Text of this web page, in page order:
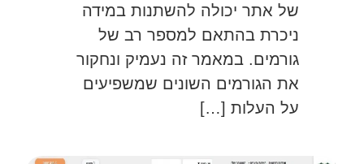
של אתר יכולה להשתנות במידה
ניכרת בהתאם למספר רב של
גורמים. במאמר זה נעמיק ונחקור
את הגורמים השונים שמשפיעים
על העלות […]